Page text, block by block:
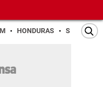
HONDURAS SAN PEDRO